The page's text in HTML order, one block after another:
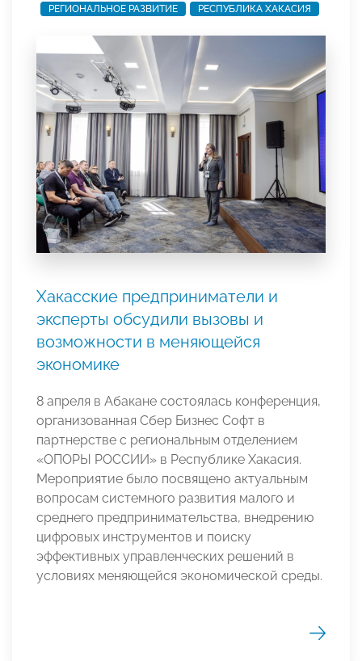
РЕГИОНАЛЬНОЕ РАЗВИТИЕ РЕСПУБЛИКА ХАКАСИЯ
Хакасские предприниматели и
эксперты обсудили вызовы и
возможности в меняющейся
экономике
8 апреля в Абакане состоялась конференция,
организованная Сбер Бизнес Софт в
партнерстве с региональным отделением
«ОПОРЫ РОССИИ» в Республике Хакасия.
Мероприятие было посвящено актуальным
вопросам системного развития малого и
среднего предпринимательства, внедрению
цифровых инструментов и поиску
эффективных управленческих решений в
условиях меняющейся экономической среды.